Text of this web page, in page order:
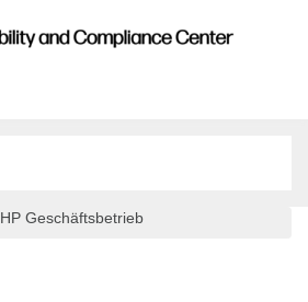
HP Geschäftsbetrieb